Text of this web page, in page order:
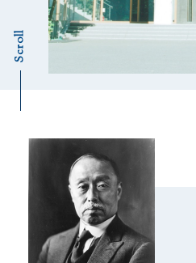
成城学園同
成城学園への寄
成城学園広報サイ
Scroll